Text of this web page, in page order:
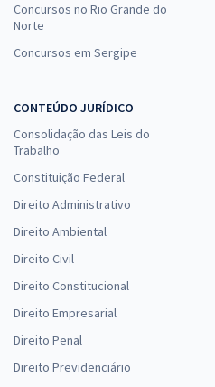
Concursos no Rio Grande do
Norte
Concursos em Sergipe
CONTEÚDO JURÍDICO
Consolidação das Leis do
Trabalho
Constituição Federal
Direito Administrativo
Direito Ambiental
Direito Civil
Direito Constitucional
Direito Empresarial
Direito Penal
Direito Previdenciário